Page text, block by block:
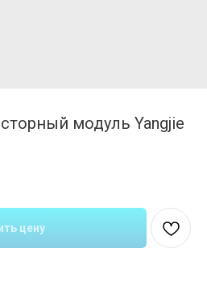
модуль Yangjie
цену